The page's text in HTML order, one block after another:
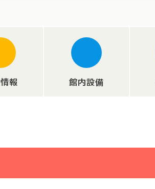
ニューアルしました。
報 館内設備